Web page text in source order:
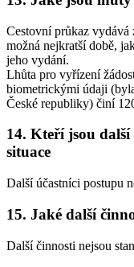
Cestovní průkaz vydává
možná nejkratší době,
jeho vydání.
Lhůta pro vyřízení
biometrickými údaji
České republiky) činí
14. Kteří jsou další
situace
Další účastníci postupu
15. Jaké další
Další činnosti nejsou